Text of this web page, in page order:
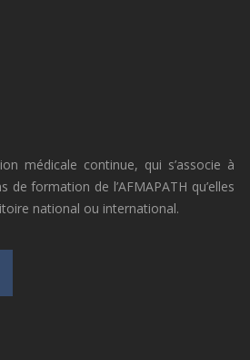
médicale continue, qui s’associe à
formation de l’AFMAPATH qu’elles
national ou international.